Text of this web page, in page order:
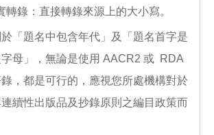
轉錄：直接轉錄來源上的大小寫。
「題名中包含年代」及「題名首字是
母」，無論是使用 AACR2 或 RDA
，都是可行的，應視您所處機構對於
續性出版品及抄錄原則之編目政策而